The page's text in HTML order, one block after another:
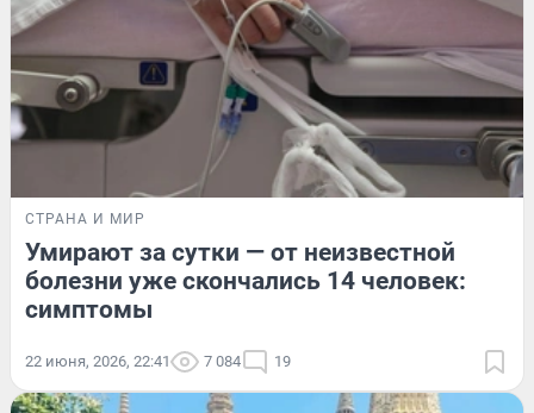
СТРАНА И МИР
Умирают за сутки — от неизвестной
болезни уже скончались 14 человек:
симптомы
22 июня, 2026, 22:41 7 084 19